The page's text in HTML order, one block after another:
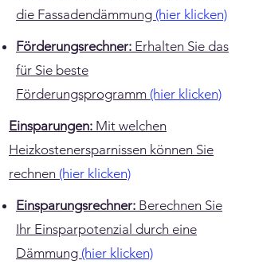
die Fassadendämmung (hier klicken)
Förderungsrechner: Erhalten Sie das
für Sie beste
Förderungsprogramm (hier klicken)
Einsparungen: Mit welchen
Heizkostenersparnissen können Sie
rechnen (hier klicken)
Einsparungsrechner: Berechnen Sie
Ihr Einsparpotenzial durch eine
Dämmung (hier klicken)